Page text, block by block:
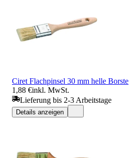
Ciret Flachpinsel 30 mm helle Borste
1,88 €inkl. MwSt.
Lieferung bis 2-3 Arbeitstage
Details anzeigen